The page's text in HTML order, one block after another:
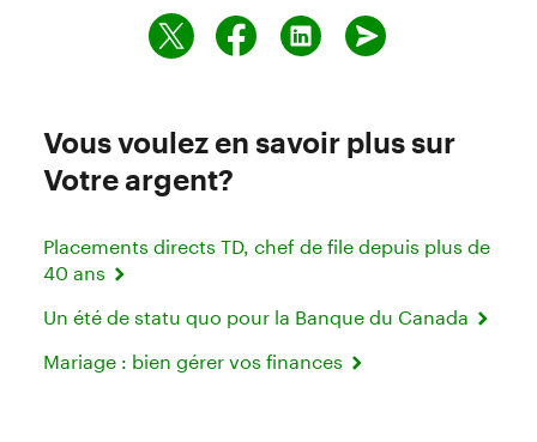
Vous voulez en savoir plus sur
Votre argent?
Placements directs TD, chef de file depuis plus de
40 ans
Un été de statu quo pour la Banque du Canada
Mariage : bien gérer vos finances